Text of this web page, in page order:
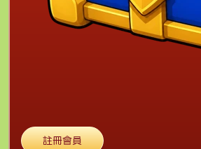
註冊會員